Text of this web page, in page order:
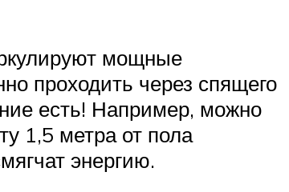
мощные
проходить через спящего
есть! Например, можно
1,5 метра от пола
энергию.